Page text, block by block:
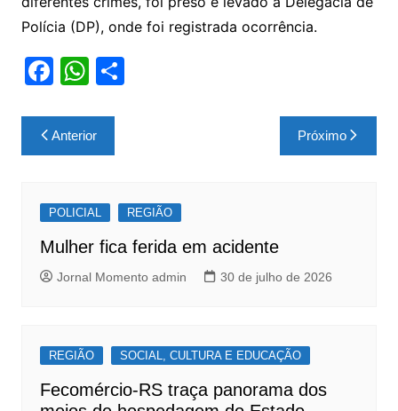
Polícia (DP), onde foi registrada ocorrência.
F
c
e
o
o
k
W
at
s
p
p
S
Navegação
de
Anterior Próximo
POLICIAL REGIÃO
Mulher fica ferida em acidente
Jornal Momento admin 30 de julho de 2026
REGIÃO SOCIAL, CULTURA E EDUCAÇÃO
Fecomércio-RS traça panorama dos